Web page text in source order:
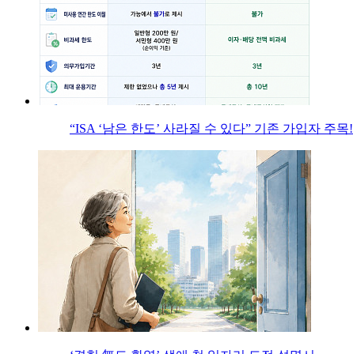
“ISA ‘남은 한도’ 사라질 수 있다” 기존 가입자 주목!